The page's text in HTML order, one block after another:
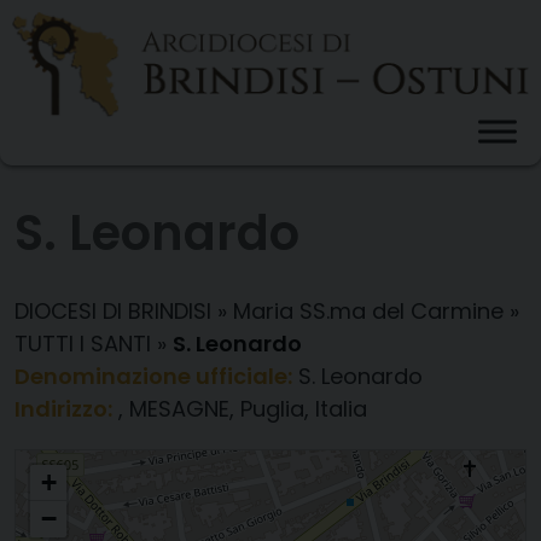
Skip
content
DIOCESI DI BRINDISI » Maria SS.ma del Carmine »
TUTTI I SANTI » S. Leonardo
Denominazione ufficiale: S. Leonardo
Indirizzo: , MESAGNE, Puglia, Italia
S. Leonardo
+
−